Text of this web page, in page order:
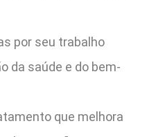
por seu trabalho
da saúde e do bem-
que melhora